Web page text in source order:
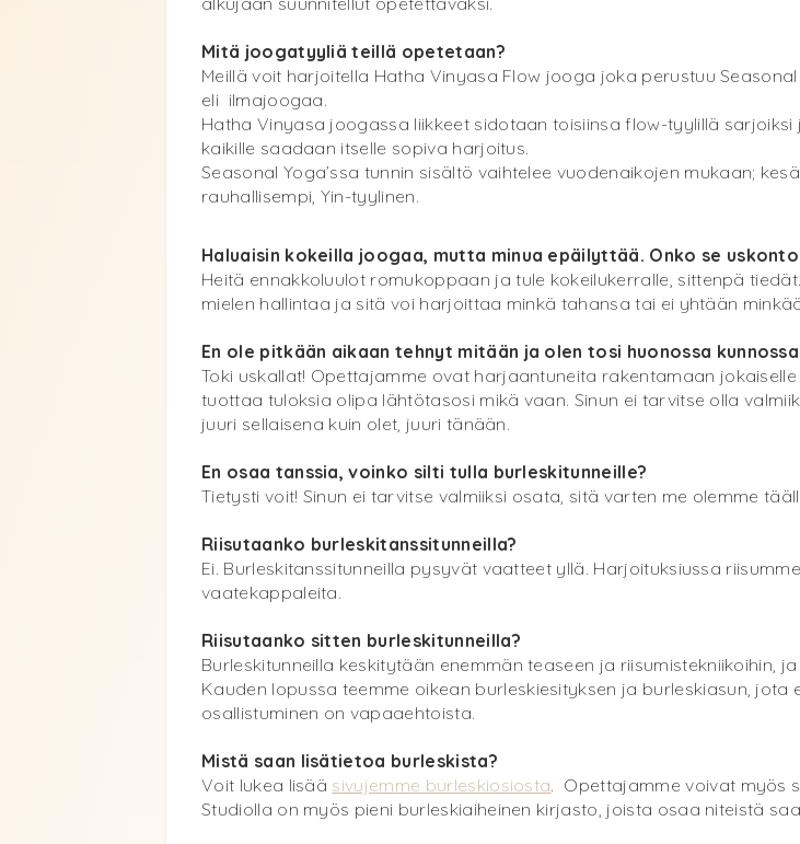
Mitä joogatyyliä teillä opetetaan?
Meillä voit harjoitella ​Hatha Vinyasa Flow jooga joka perustuu
eli ilmajoogaa.
​Hatha Vinyasa joogassa liikkeet sidotaan toisiinsa flow-tyylillä
kaikille saadaan itselle sopiva harjoitus.
Seasonal Yoga’ssa tunnin sisältö vaihtelee vuodenaikojen mukaan;
rauhallisempi, Yin-tyylinen.
Haluaisin kokeilla joogaa, mutta minua epäilyttää. Onko se
Heitä ennakkoluulot romukoppaan ja tule kokeilukerralle, sittenpä
mielen hallintaa ja sitä voi harjoittaa minkä tahansa tai ei yhtään
En ole pitkään aikaan tehnyt mitään ja olen tosi huonossa
Toki uskallat! Opettajamme ovat harjaantuneita rakentamaan
tuottaa tuloksia olipa lähtötasosi mikä vaan. Sinun ei tarvitse olla
juuri sellaisena kuin olet, juuri tänään.
En osaa tanssia, voinko silti tulla burleskitunneille?
Tietysti voit! Sinun ei tarvitse valmiiksi osata, sitä varten me olemme
Riisutaanko burleskitanssitunneilla?
Ei. Burleskitanssitunneilla pysyvät vaatteet yllä. Harjoituksiussa
vaatekappaleita.
Riisutaanko sitten burleskitunneilla?
Burleskitunneilla keskitytään enemmän teaseen ja riisumistekniikoihin,
Kauden lopussa teemme oikean burleskiesityksen ja burleskiasun, jota
osallistuminen on vapaaehtoista.
Mistä saan lisätietoa burleskista?
Voit lukea lisää sivujemme burleskiosiosta. Opettajamme voivat myös
Studiolla on myös pieni burleskiaiheinen kirjasto, joista osaa niteistä